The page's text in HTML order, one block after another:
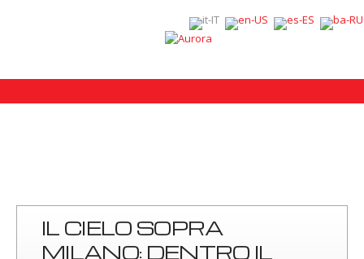
IL CIELO SOPRA
MILANO: DENTRO IL